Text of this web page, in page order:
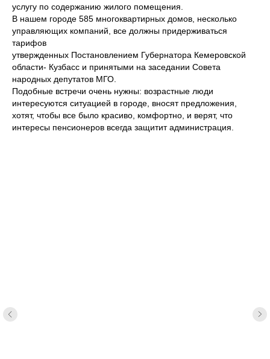
услугу по содержанию жилого помещения.
В нашем городе 585 многоквартирных домов, несколько
управляющих компаний, все должны придерживаться
тарифов
утвержденных Постановлением Губернатора Кемеровской
области- Кузбасс и принятыми на заседании Совета
народных депутатов МГО.
Подобные встречи очень нужны: возрастные люди
интересуются ситуацией в городе, вносят предложения,
хотят, чтобы все было красиво, комфортно, и верят, что
интересы пенсионеров всегда защитит администрация.